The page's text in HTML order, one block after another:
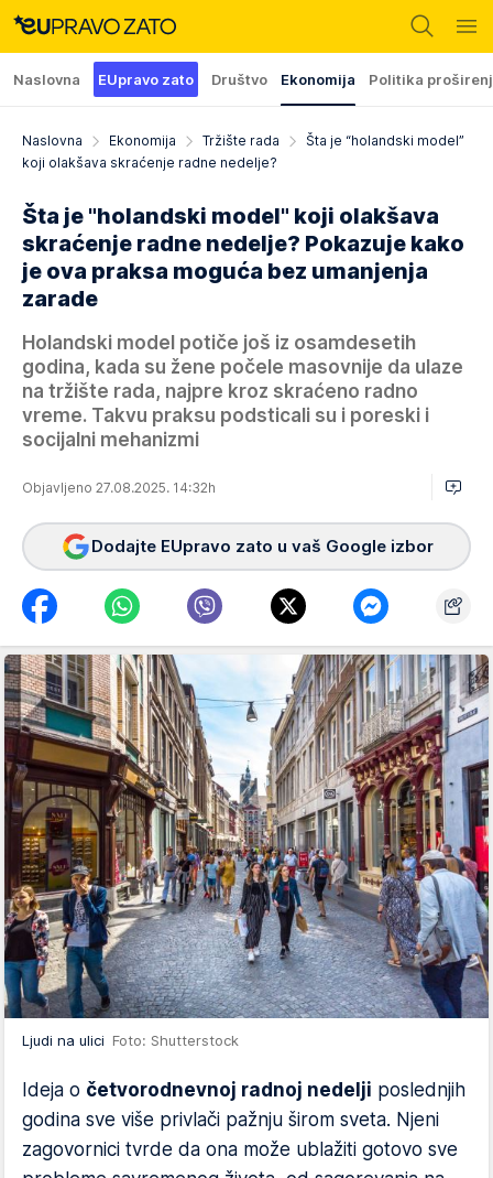
Naslovna EUpravo zato Društvo Ekonomija Politika
Naslovna Ekonomija Tržište rada
Šta je “holandski model”
koji olakšava skraćenje radne nedelje?
Šta je "holandski model" koji olakšava
skraćenje radne nedelje? Pokazuje kako
je ova praksa moguća bez umanjenja
zarade
Holandski model potiče još iz osamdesetih
godina, kada su žene počele masovnije da ulaze
na tržište rada, najpre kroz skraćeno radno
vreme. Takvu praksu podsticali su i poreski i
socijalni mehanizmi
Objavljeno 27.08.2025. 14:32h
Dodajte EUpravo zato u vaš Google izbor
Ljudi na ulici Foto: Shutterstock
Ideja o četvorodnevnoj radnoj nedelji poslednjih
godina sve više privlači pažnju širom sveta. Njeni
zagovornici tvrde da ona može ublažiti gotovo sve